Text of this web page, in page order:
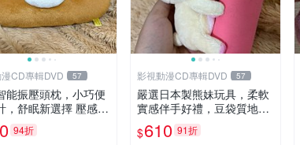
CD專輯DVD 57
能振壓頭枕，小巧便
，舒眠新選擇 壓感震
確切尺寸 小巧便攜
94折
影視動漫CD專輯DVD 57
嚴選日本製熊妹玩具，柔軟
實感伴手好禮，豆袋質地手
感佳，抱枕小熊 recom 推薦
白色豆袋 玩具
$610 91折